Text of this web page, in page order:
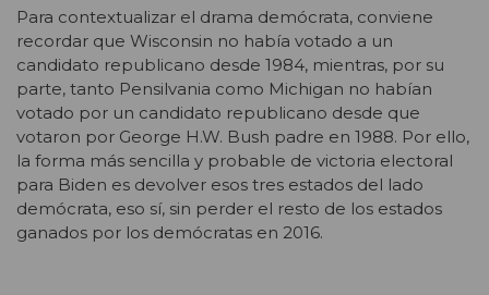
Para contextualizar el drama demócrata, conviene
recordar que Wisconsin no había votado a un
candidato republicano desde 1984, mientras, por su
parte, tanto Pensilvania como Michigan no habían
votado por un candidato republicano desde que
votaron por George H.W. Bush padre en 1988. Por ello,
la forma más sencilla y probable de victoria electoral
para Biden es devolver esos tres estados del lado
demócrata, eso sí, sin perder el resto de los estados
ganados por los demócratas en 2016.